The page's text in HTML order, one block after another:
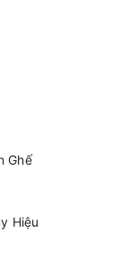
Ghế
Hiệu